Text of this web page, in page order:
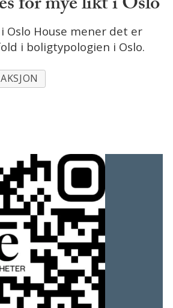
Oslo House mener det er
i boligtypologien i Oslo.